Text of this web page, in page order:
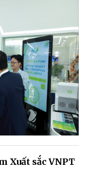
Xuất sắc VNPT